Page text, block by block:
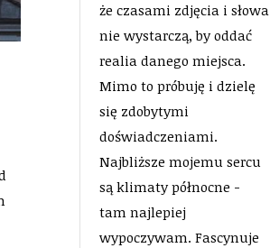
że czasami zdjęcia i słowa
nie wystarczą, by oddać
realia danego miejsca.
Mimo to próbuję i dzielę
się zdobytymi
doświadczeniami.
Najbliższe mojemu sercu
są klimaty północne -
tam najlepiej
wypoczywam. Fascynuje